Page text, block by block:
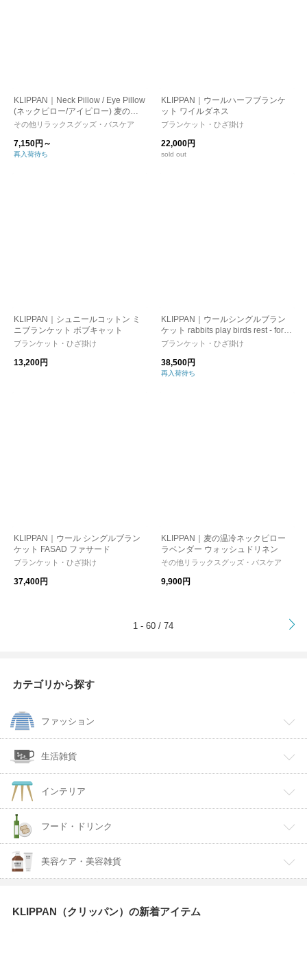
KLIPPAN｜Neck Pillow / Eye Pillow
(ネックピロー/アイピロー) 麦の温
冷ピロー ラベンダー
その他リラックスグッズ・バスケア
7,150円～
再入荷待ち
KLIPPAN｜ウールハーフブランケ
ット ワイルダネス
ブランケット・ひざ掛け
22,000円
sold out
KLIPPAN｜シュニールコットン ミ
ニブランケット ボブキャット
ブランケット・ひざ掛け
13,200円
KLIPPAN｜ウールシングルブラン
ケット rabbits play birds rest - fores
t -
ブランケット・ひざ掛け
38,500円
再入荷待ち
KLIPPAN｜ウール シングルブラン
ケット FASAD ファサード
ブランケット・ひざ掛け
37,400円
KLIPPAN｜麦の温冷ネックピロー
ラベンダー ウォッシュドリネン
その他リラックスグッズ・バスケア
9,900円
1 - 60 / 74
カテゴリから探す
ファッション
生活雑貨
インテリア
フード・ドリンク
美容ケア・美容雑貨
KLIPPAN（クリッパン）の新着アイテム